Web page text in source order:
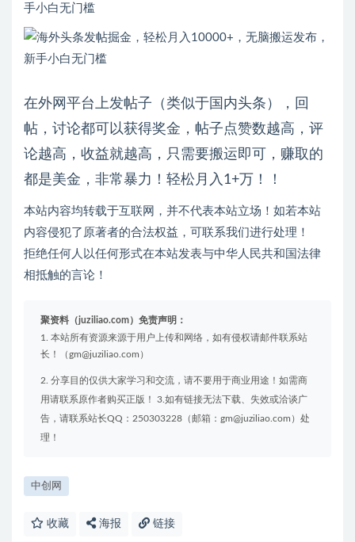
手小白无门槛
在外网平台上发帖子（类似于国内头条），回
帖，讨论都可以获得奖金，帖子点赞数越高，评
论越高，收益就越高，只需要搬运即可，赚取的
都是美金，非常暴力！轻松月入1+万！！
本站内容均转载于互联网，并不代表本站立场！如若本站
内容侵犯了原著者的合法权益，可联系我们进行处理！
拒绝任何人以任何形式在本站发表与中华人民共和国法律
相抵触的言论！
聚资料（juziliao.com）免责声明：
1. 本站所有资源来源于用户上传和网络，如有侵权请邮件联系站
长！（gm@juziliao.com）
2. 分享目的仅供大家学习和交流，请不要用于商业用途！如需商
用请联系原作者购买正版！ 3.如有链接无法下载、失效或洽谈广
告，请联系站长QQ：250303228（邮箱：gm@juziliao.com）处
理！
中创网
收藏 海报 链接